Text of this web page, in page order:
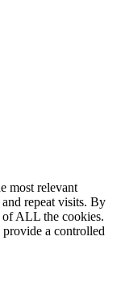
most relevant
repeat visits. By
ALL the cookies.
a controlled